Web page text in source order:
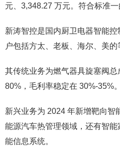
元、3,348.27 万元。符合标准一
新涛智控是国内厨卫电器智能
户包括方太、老板、海尔、美的
其传统业务为燃气器具旋塞阀
80%，毛利率稳定在 30%-35%。
新兴业务为 2024 年新增靶向智
能源汽车热管理领域，还有智
能信息系统。